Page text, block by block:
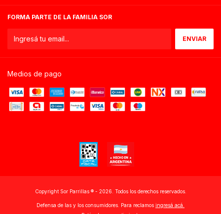
FORMA PARTE DE LA FAMILIA SOR
Medios de pago
Copyright Sor Parrillas ®️ - 2026. Todos los derechos reservados.
Defensa de las y los consumidores. Para reclamos ingresá acá.